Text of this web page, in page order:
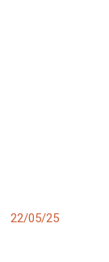
22/05/25